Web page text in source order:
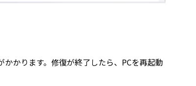
かります。修復が終了したら、PCを再起動